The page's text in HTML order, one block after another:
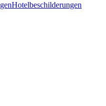
Hotelbeschilderungen